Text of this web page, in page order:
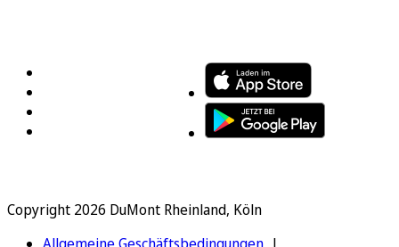
Copyright 2026 DuMont Rheinland, Köln